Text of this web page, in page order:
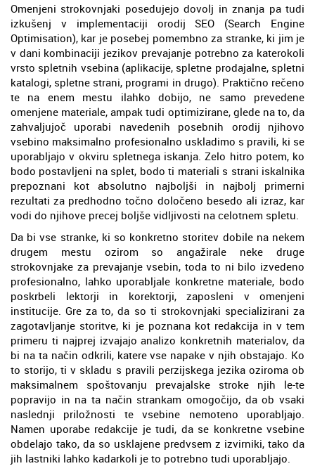
Omenjeni strokovnjaki posedujejo dovolj in znanja pa tudi
izkušenj v implementaciji orodij SEO (Search Engine
Optimisation), kar je posebej pomembno za stranke, ki jim je
v dani kombinaciji jezikov prevajanje potrebno za katerokoli
vrsto spletnih vsebina (aplikacije, spletne prodajalne, spletni
katalogi, spletne strani, programi in drugo). Praktično rečeno
te na enem mestu ilahko dobijo, ne samo prevedene
omenjene materiale, ampak tudi optimizirane, glede na to, da
zahvaljujoč uporabi navedenih posebnih orodij njihovo
vsebino maksimalno profesionalno uskladimo s pravili, ki se
uporabljajo v okviru spletnega iskanja. Zelo hitro potem, ko
bodo postavljeni na splet, bodo ti materiali s strani iskalnika
prepoznani kot absolutno najboljši in najbolj primerni
rezultati za predhodno točno določeno besedo ali izraz, kar
vodi do njihove precej boljše vidljivosti na celotnem spletu.
Da bi vse stranke, ki so konkretno storitev dobile na nekem
drugem mestu ozirom so angažirale neke druge
strokovnjake za prevajanje vsebin, toda to ni bilo izvedeno
profesionalno, lahko uporabljale konkretne materiale, bodo
poskrbeli lektorji in korektorji, zaposleni v omenjeni
institucije. Gre za to, da so ti strokovnjaki specializirani za
zagotavljanje storitve, ki je poznana kot redakcija in v tem
primeru ti najprej izvajajo analizo konkretnih materialov, da
bi na ta način odkrili, katere vse napake v njih obstajajo. Ko
to storijo, ti v skladu s pravili perzijskega jezika oziroma ob
maksimalnem spoštovanju prevajalske stroke njih le-te
popravijo in na ta način strankam omogočijo, da ob vsaki
naslednji priložnosti te vsebine nemoteno uporabljajo.
Namen uporabe redakcije je tudi, da se konkretne vsebine
obdelajo tako, da so usklajene predvsem z izvirniki, tako da
jih lastniki lahko kadarkoli je to potrebno tudi uporabljajo.